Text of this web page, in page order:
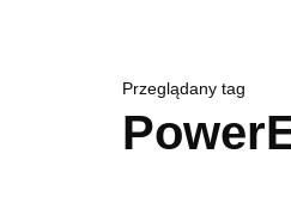
Przeglądany tag